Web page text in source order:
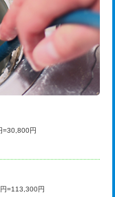
11,000円~
55,000円
8,800円
11,000円
22,000円
33,000円
=30,800円
=113,300円